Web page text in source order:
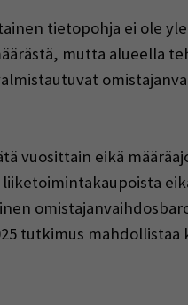
tietopohja ei ole
mutta alueella
vuosittain eikä
tutkimus